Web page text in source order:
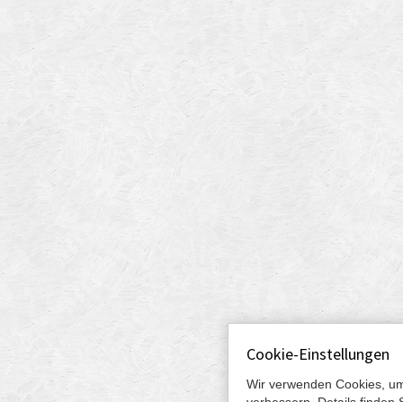
Cookie-Einstellungen
Wir verwenden Cookies,